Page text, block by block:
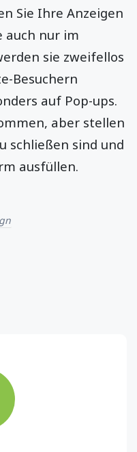
Sie Ihre Anzeigen
auch nur im
sie zweifellos
Besuchern
auf Pop-ups.
aber stellen
schließen sind und
ausfüllen.